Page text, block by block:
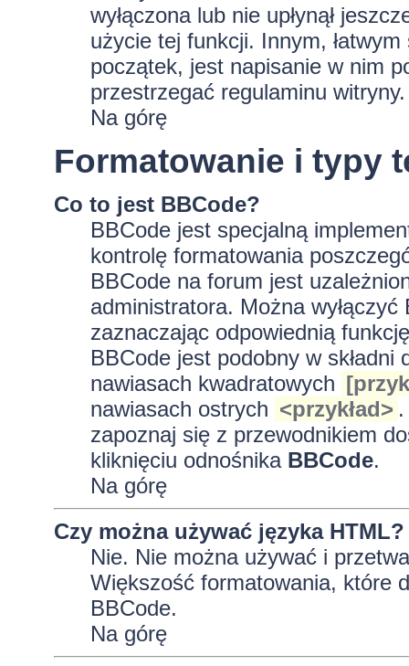
wyłączona lub nie upłynął
użycie tej funkcji. Innym,
początek, jest napisanie w nim
przestrzegać regulaminu witryny.
Na górę
Formatowanie i typy
Co to jest BBCode?
BBCode jest specjalną
kontrolę formatowania
BBCode na forum jest
administratora. Można
zaznaczając odpowiednią
BBCode jest podobny w
nawiasach kwadratowych
nawiasach ostrych <przykład>
zapoznaj się z przewodnikiem
kliknięciu odnośnika BBCode.
Na górę
Czy można używać języka HTML?
Nie. Nie można używać i
Większość formatowania, które
BBCode.
Na górę